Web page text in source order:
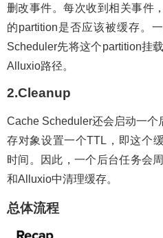
删改事件。每次收到相关事件
的partition是否应该被缓存。
Scheduler先将这个partition挂
Alluxio路径。
2.Cleanup
Cache Scheduler还会启动一个
存对象设置一个TTL，即这个
时间。因此，一个后台任务会
和Alluxio中清理缓存。
总体流程